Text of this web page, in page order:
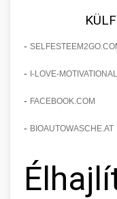
-
- I-LOVE-
- FACEBOOK.COM
- BIOAUTOWASCHE.AT